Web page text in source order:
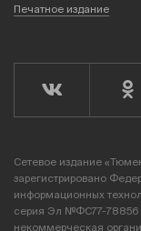
Печатное издание
Сетевое издание
зарегистрировано
информационных
серия Эл №ФС77-78856
некоммерческая